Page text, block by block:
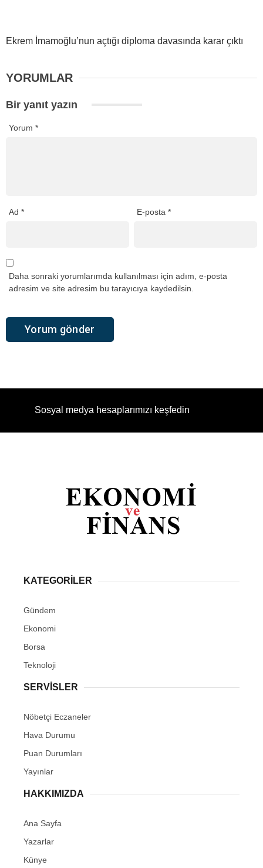
Ekrem İmamoğlu’nun açtığı diploma davasında karar çıktı
YORUMLAR
Bir yanıt yazın
Yorum *
Ad * E-posta*
Daha sonraki yorumlarımda kullanılması için adım, e-posta
adresim ve site adresim bu tarayıcıya kaydedilsin.
Sosyal medya hesaplarımızı keşfedin
KATEGORİLER
Gündem
Ekonomi
Borsa
Teknoloji
SERVİSLER
Nöbetçi Eczaneler
Hava Durumu
Puan Durumları
Yayınlar
HAKKIMIZDA
Ana Sayfa
Yazarlar
Künye